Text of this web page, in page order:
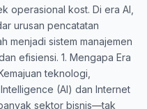
operasional kost. Di era AI,
urusan pencatatan
menjadi sistem manajemen
efisiensi. 1. Mengapa Era
teknologi,
(AI) dan Internet
sektor bisnis—tak